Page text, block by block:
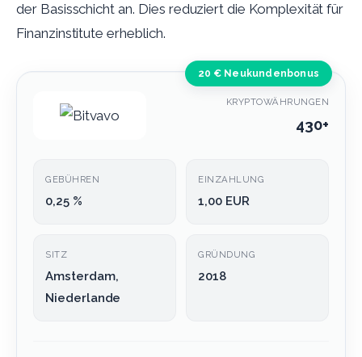
der Basisschicht an. Dies reduziert die Komplexität für
Finanzinstitute erheblich.
20 € Neukundenbonus
KRYPTOWÄHRUNGEN
430+
GEBÜHREN
0,25 %
EINZAHLUNG
1,00 EUR
SITZ
Amsterdam,
Niederlande
GRÜNDUNG
2018